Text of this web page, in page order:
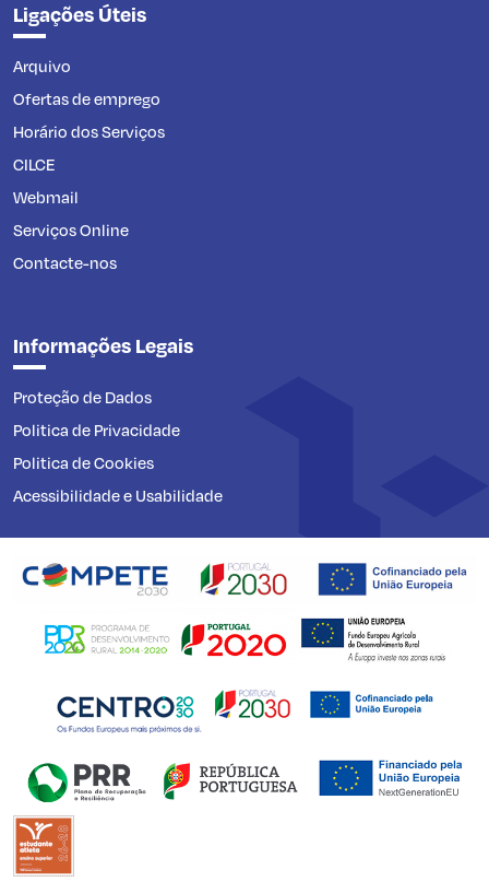
Ligações Úteis
Arquivo
Ofertas de emprego
Horário dos Serviços
CILCE
Webmail
Serviços Online
Contacte-nos
Informações Legais
Proteção de Dados
Politica de Privacidade
Politica de Cookies
Acessibilidade e Usabilidade